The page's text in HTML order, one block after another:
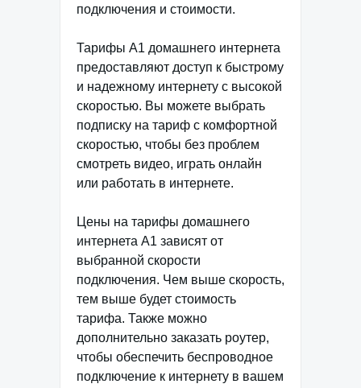
подключения и стоимости.
Тарифы А1 домашнего интернета
предоставляют доступ к быстрому
и надежному интернету с высокой
скоростью. Вы можете выбрать
подписку на тариф с комфортной
скоростью, чтобы без проблем
смотреть видео, играть онлайн
или работать в интернете.
Цены на тарифы домашнего
интернета А1 зависят от
выбранной скорости
подключения. Чем выше скорость,
тем выше будет стоимость
тарифа. Также можно
дополнительно заказать роутер,
чтобы обеспечить беспроводное
подключение к интернету в вашем